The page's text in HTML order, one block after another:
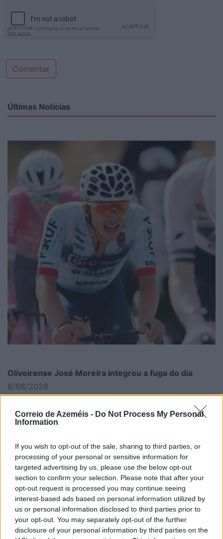
Correio de Azeméis - Do Not Process My Personal
Information
If you wish to opt-out of the sale, sharing to third parties, or
processing of your personal or sensitive information for
targeted advertising by us, please use the below opt-out
section to confirm your selection. Please note that after your
opt-out request is processed you may continue seeing
interest-based ads based on personal information utilized by
us or personal information disclosed to third parties prior to
your opt-out. You may separately opt-out of the further
disclosure of your personal information by third parties on the
Comentar
Últimas Notícias
Oliveirense José Moreira integrou a fuga do dia
8/08/2026